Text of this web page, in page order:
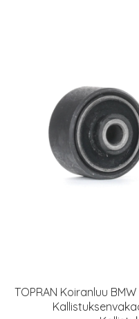
TOPRAN Koiranluu BMW